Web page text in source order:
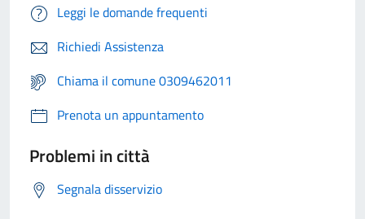
Leggi le domande frequenti
Richiedi Assistenza
Chiama il comune 0309462011
Prenota un appuntamento
Problemi in città
Segnala disservizio